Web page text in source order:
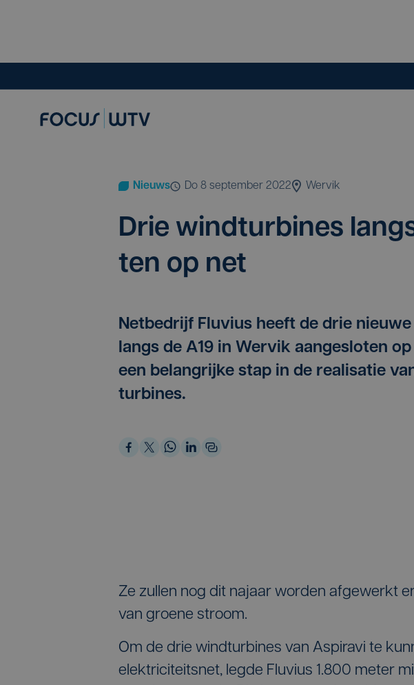
Nieuws do 8 september 2022 Wervik
Drie wind­tur­bi­nes
ten op net
Netbedrijf Fluvius heeft de drie
langs de A19 in Wervik aangesloten
een belangrijke stap in de realisatie
turbines.
Ze zullen nog dit najaar worden afgewerkt
van groene stroom.
Om de drie windturbines van Aspiravi te
elektriciteitsnet, legde Fluvius 1.800 meter